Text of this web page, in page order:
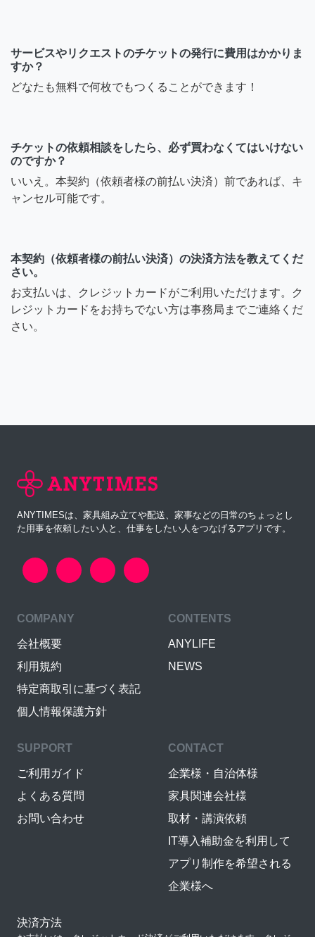
サービスやリクエストのチケットの発行に費用はかかりま
すか？
どなたも無料で何枚でもつくることができます！
チケットの依頼相談をしたら、必ず買わなくてはいけない
のですか？
いいえ。本契約（依頼者様の前払い決済）前であれば、キ
ャンセル可能です。
本契約（依頼者様の前払い決済）の決済方法を教えてくだ
さい。
お支払いは、クレジットカードがご利用いただけます。ク
レジットカードをお持ちでない方は事務局までご連絡くだ
さい。
ANYTIMESは、家具組み立てや配送、家事などの日常のちょっとし
た用事を依頼したい人と、仕事をしたい人をつなげるアプリです。
COMPANY
会社概要
利用規約
特定商取引に基づく表記
個人情報保護方針
CONTENTS
ANYLIFE
NEWS
SUPPORT
ご利用ガイド
よくある質問
お問い合わせ
CONTACT
企業様・自治体様
家具関連会社様
取材・講演依頼
IT導入補助金を利用して
アプリ制作を希望される
企業様へ
決済方法